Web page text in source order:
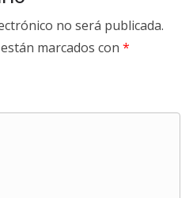
no será publicada.
marcados con *